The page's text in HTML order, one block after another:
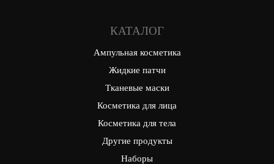
КАТАЛОГ
Ампульная косметика
Жидкие патчи
Тканевые маски
Косметика для лица
Косметика для тела
Другие продукты
Наборы